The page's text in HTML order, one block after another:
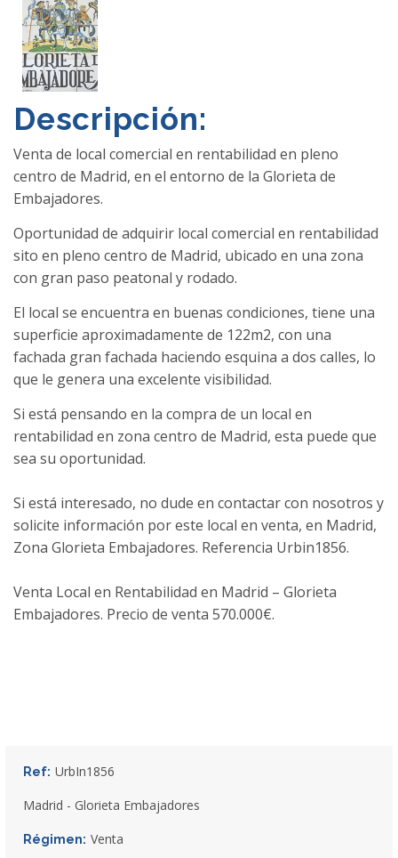
Descripción:
Venta de local comercial en rentabilidad en pleno
centro de Madrid, en el entorno de la Glorieta de
Embajadores.
Oportunidad de adquirir local comercial en rentabilidad
sito en pleno centro de Madrid, ubicado en una zona
con gran paso peatonal y rodado.
El local se encuentra en buenas condiciones, tiene una
superficie aproximadamente de 122m2, con una
fachada gran fachada haciendo esquina a dos calles, lo
que le genera una excelente visibilidad.
Si está pensando en la compra de un local en
rentabilidad en zona centro de Madrid, esta puede que
sea su oportunidad.
Si está interesado, no dude en contactar con nosotros y
solicite información por este local en venta, en Madrid,
Zona Glorieta Embajadores. Referencia Urbin1856.
Venta Local en Rentabilidad en Madrid – Glorieta
Embajadores. Precio de venta 570.000€.
Ref: UrbIn1856
Madrid - Glorieta Embajadores
Régimen: Venta